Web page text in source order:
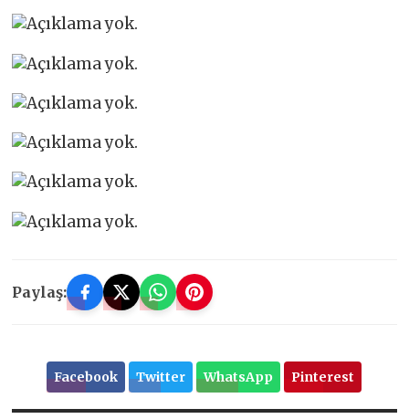
Paylaş:
Facebook Twitter WhatsApp Pinterest